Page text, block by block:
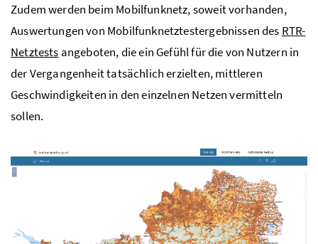
Zudem werden beim Mobilfunknetz, soweit vorhanden,
Auswertungen von Mobilfunknetztestergebnissen des RTR-
Netztests angeboten, die ein Gefühl für die von Nutzern in
der Vergangenheit tatsächlich erzielten, mittleren
Geschwindigkeiten in den einzelnen Netzen vermitteln
sollen.